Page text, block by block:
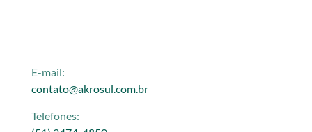
E-mail:
contato@akrosul.com.br
Telefones: